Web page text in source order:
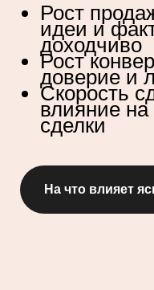
Рост
идеи и
доходчиво
Рост
доверие и
Скорость
влияние на
сделки
На что влияет